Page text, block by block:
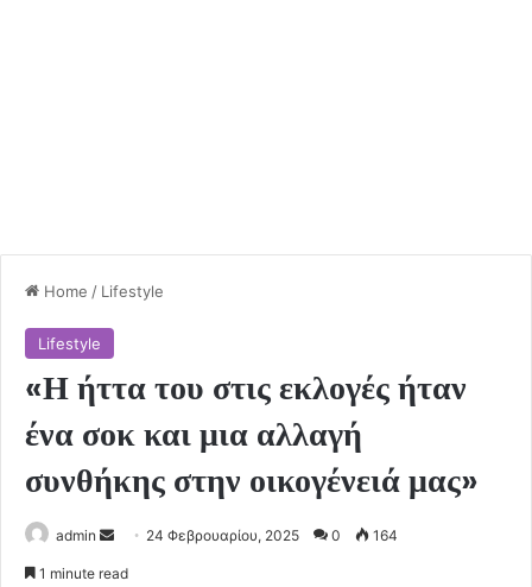
Home / Lifestyle
Lifestyle
«Η ήττα του στις εκλογές ήταν
ένα σοκ και μια αλλαγή
συνθήκης στην οικογένειά μας»
admin
Send 24 Φεβρουαρίου, 2025 0 164
1 minute read